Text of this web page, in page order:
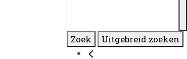
Zoek Uitgebreid zoeken